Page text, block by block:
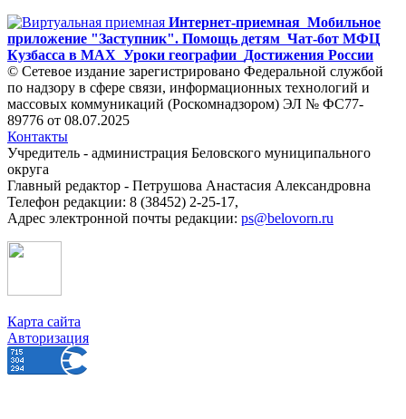
Интернет-приемная Мобильное
приложение "Заступник". Помощь детям Чат-бот МФЦ
Кузбасса в MAX Уроки географии Достижения России
© Сетевое издание зарегистрировано Федеральной службой
по надзору в сфере связи, информационных технологий и
массовых коммуникаций (Роскомнадзором) ЭЛ № ФС77-
89776 от 08.07.2025
Контакты
Учредитель - администрация Беловского муниципального
округа
Главный редактор - Петрушова Анастасия Александровна
Телефон редакции: 8 (38452) 2-25-17,
Адрес электронной почты редакции: ps@belovorn.ru
Карта сайта
Авторизация